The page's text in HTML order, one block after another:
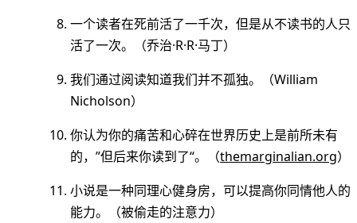
一个读者在死前活了一千次，但是从不读书的人只
活了一次。（乔治·R·R·马丁）
我们通过阅读知道我们并不孤独。（William
Nicholson）
你认为你的痛苦和心碎在世界历史上是前所未有
的，”但后来你读到了“。（themarginalian.org）
小说是一种同理心健身房，可以提高你同情他人的
能力。（被偷走的注意力）